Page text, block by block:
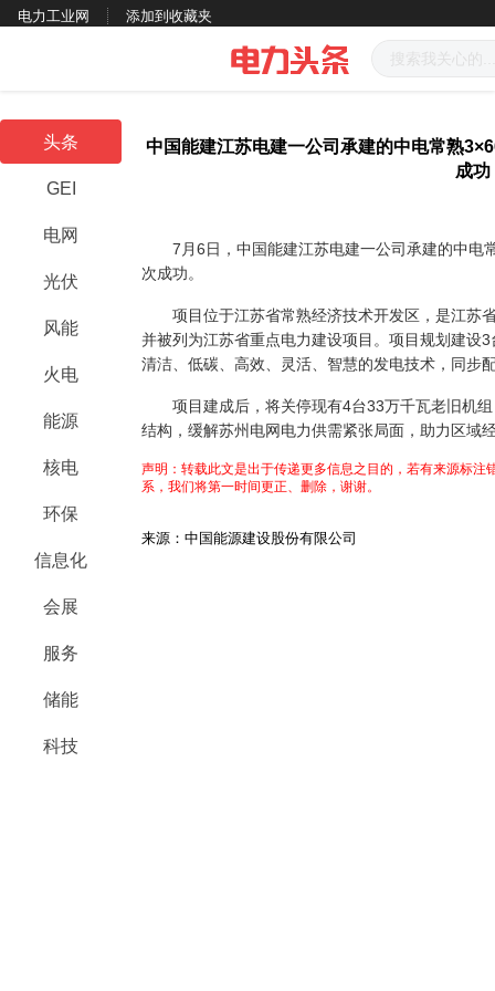
电力工业网 添加到收藏夹
头条
GEI
电网
光伏
风能
火电
能源
核电
环保
信息化
会展
服务
储能
科技
中国能建江苏电建一公司承建的中电常熟
成功
7月6日，中国能建江苏电建一公司承建的中电
次成功。
项目位于江苏省常熟经济技术开发区，是江苏省
并被列为江苏省重点电力建设项目。项目规划建设
清洁、低碳、高效、灵活、智慧的发电技术，同步
项目建成后，将关停现有4台33万千瓦老旧机组
结构，缓解苏州电网电力供需紧张局面，助力区域
声明：转载此文是出于传递更多信息之目的，若有来源标
系，我们将第一时间更正、删除，谢谢。
来源：中国能源建设股份有限公司